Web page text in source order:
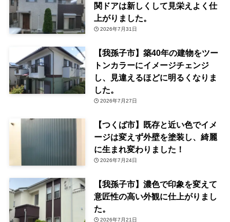
関ドアは新しくして見栄えよく仕
上がりました。
2026年7月31日
【我孫子市】築40年の建物をツー
トンカラーにイメージチェンジ
し、見違えるほどに明るくなりま
した。
2026年7月27日
【つくば市】既存と近い色でイメ
ージは変えず外壁を塗装し、綺麗
に生まれ変わりました！
2026年7月24日
【我孫子市】濃色で印象を変えて
意匠性の高い外観に仕上がりまし
た。
2026年7月21日